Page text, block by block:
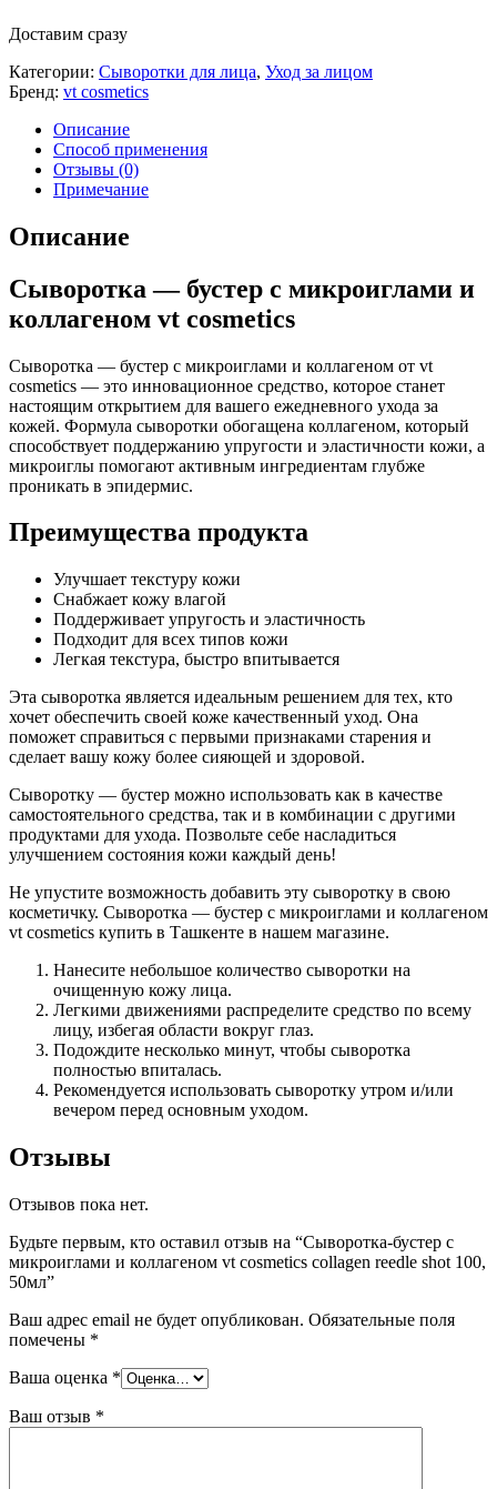
Доставим сразу
Категории: Сыворотки для лица, Уход за лицом
Бренд: vt cosmetics
Описание
Способ применения
Отзывы (0)
Примечание
Описание
Сыворотка — бустер с микроиглами и
коллагеном vt cosmetics
Сыворотка — бустер с микроиглами и коллагеном от vt
cosmetics — это инновационное средство, которое станет
настоящим открытием для вашего ежедневного ухода за
кожей. Формула сыворотки обогащена коллагеном, который
способствует поддержанию упругости и эластичности кожи, а
микроиглы помогают активным ингредиентам глубже
проникать в эпидермис.
Преимущества продукта
Улучшает текстуру кожи
Снабжает кожу влагой
Поддерживает упругость и эластичность
Подходит для всех типов кожи
Легкая текстура, быстро впитывается
Эта сыворотка является идеальным решением для тех, кто
хочет обеспечить своей коже качественный уход. Она
поможет справиться с первыми признаками старения и
сделает вашу кожу более сияющей и здоровой.
Сыворотку — бустер можно использовать как в качестве
самостоятельного средства, так и в комбинации с другими
продуктами для ухода. Позвольте себе насладиться
улучшением состояния кожи каждый день!
Не упустите возможность добавить эту сыворотку в свою
косметичку. Сыворотка — бустер с микроиглами и коллагеном
vt cosmetics купить в Ташкенте в нашем магазине.
Нанесите небольшое количество сыворотки на
очищенную кожу лица.
Легкими движениями распределите средство по всему
лицу, избегая области вокруг глаз.
Подождите несколько минут, чтобы сыворотка
полностью впиталась.
Рекомендуется использовать сыворотку утром и/или
вечером перед основным уходом.
Отзывы
Отзывов пока нет.
Будьте первым, кто оставил отзыв на “Сыворотка-бустер с
микроиглами и коллагеном vt cosmetics collagen reedle shot 100,
50мл”
Ваш адрес email не будет опубликован. Обязательные поля
помечены *
Ваша оценка *
Ваш отзыв *